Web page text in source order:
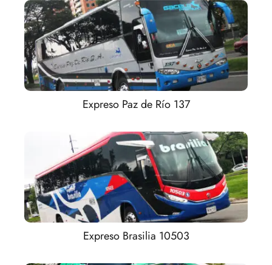
Expreso Paz de Río 137
Expreso Brasilia 10503